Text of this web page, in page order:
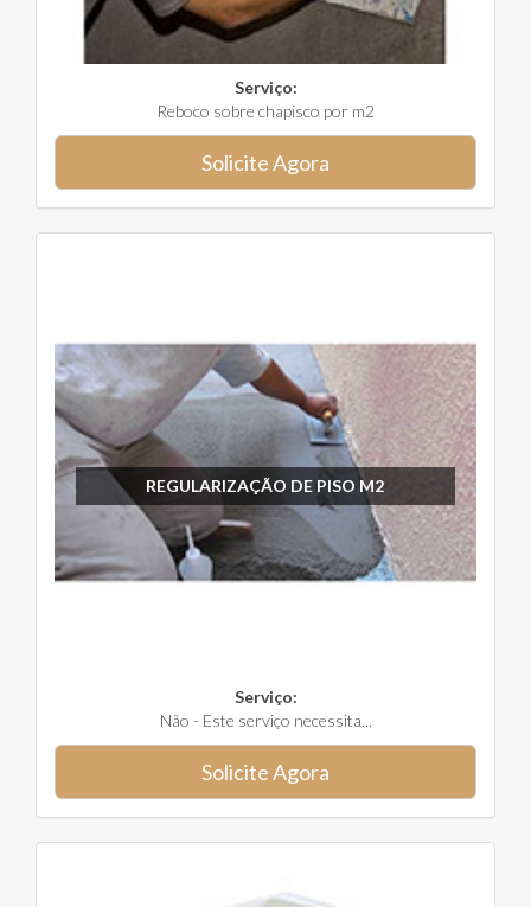
Serviço:
Reboco sobre chapisco por m2
Solicite Agora
REGULARIZAÇÃO DE PISO M2
Serviço:
Não - Este serviço necessita...
Solicite Agora